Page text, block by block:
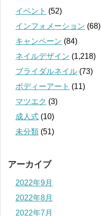
イベント (52)
インフォメーション (68)
キャンペーン (84)
ネイルデザイン (1,218)
ブライダルネイル (73)
ボディーアート (11)
マツエク (3)
成人式 (10)
未分類 (51)
アーカイブ
2022年9月
2022年8月
2022年7月